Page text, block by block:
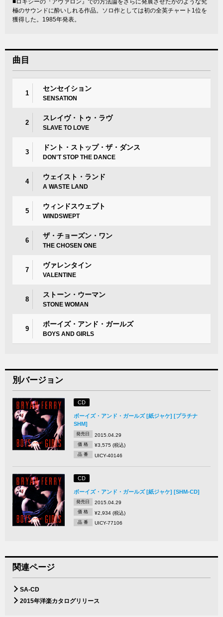
■ロキシーの『アヴァロン』での方法論をさらに発展させたかのような究
極のサウンドに酔いしれる作品。ソロ作としては初の全英チャート1位を
獲得した。1985年発表。
曲目
1
センセイション
SENSATION
2
スレイヴ・トゥ・ラヴ
SLAVE TO LOVE
3
ドント・ストップ・ザ・ダンス
DON'T STOP THE DANCE
4
ウェイスト・ランド
A WASTE LAND
5
ウィンドスウェプト
WINDSWEPT
6
ザ・チョーズン・ワン
THE CHOSEN ONE
7
ヴァレンタイン
VALENTINE
8
ストーン・ウーマン
STONE WOMAN
9
ボーイズ・アンド・ガールズ
BOYS AND GIRLS
別バージョン
CD
ボーイズ・アンド・ガールズ [紙ジャケ] [プラチナ
SHM]
発売日 2015.04.29
価 格 ¥3,575 (税込)
品 番 UICY-40146
CD
ボーイズ・アンド・ガールズ [紙ジャケ] [SHM-CD]
発売日 2015.04.29
価 格 ¥2,934 (税込)
品 番 UICY-77106
関連ページ
SA-CD
2015年洋楽カタログリリース